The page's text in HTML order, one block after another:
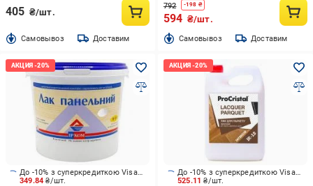
405 ₴/шт.
Cамовывоз Доставим
792 -198 ₴
594 ₴/шт.
Cамовывоз Доставим
349.84₴/шт.
До -10% з суперкредиткою Visa Вигода
525.11₴/шт.
До -10% з суперкредиткою Visa Вигода